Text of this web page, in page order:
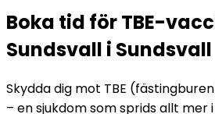
Boka tid för TBE-
Sundsvall i Sundsvall
Skydda dig mot TBE
– en sjukdom som sprids allt mer